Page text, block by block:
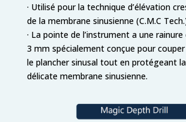
· Utilisé pour la technique d’élévation
de la membrane sinusienne (C.M.C
· La pointe de l’instrument a une rainure
3 mm spécialement conçue pour couper
le plancher sinusal tout en protégeant la
délicate membrane sinusienne.